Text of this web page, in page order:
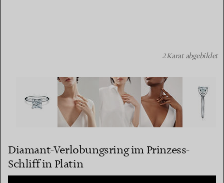
Diamant-Verlobungsring im Prinzess-Schliff in Platin
2 Karat abgebildet
Diamant-Verlobungsring im Prinzess-
Schliff in Platin